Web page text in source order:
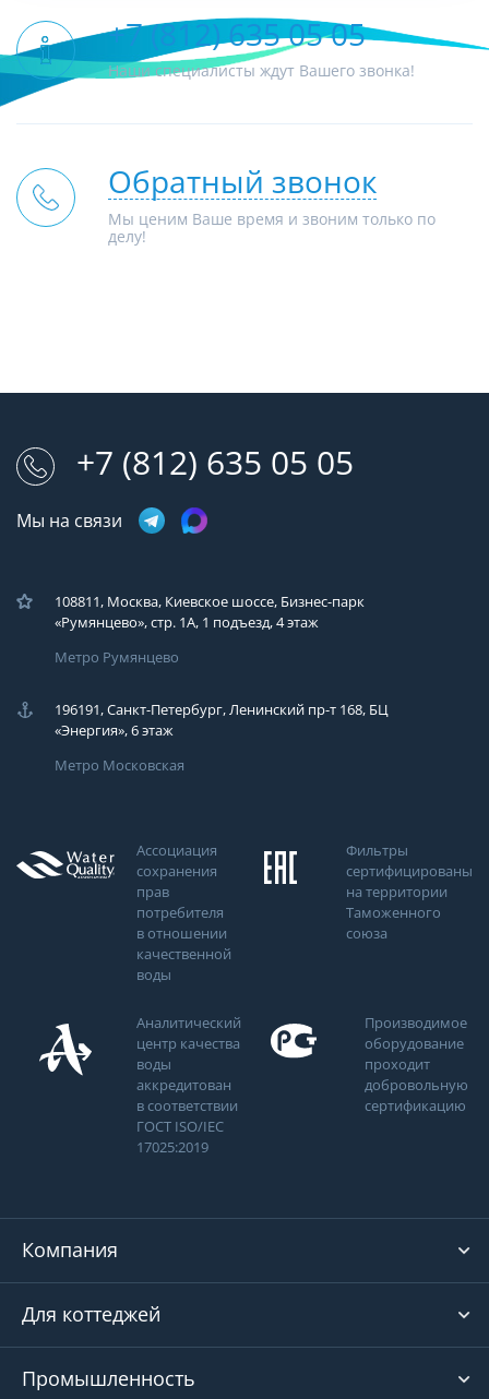
+7 (812) 635 05 05
Наши специалисты ждут Вашего звонка!
Обратный звонок
Мы ценим Ваше время и звоним только по
делу!
+7 (812) 635 05 05
Мы на связи
108811, Москва, Киевское шоссе, Бизнес-парк
«Румянцево», стр. 1А, 1 подъезд, 4 этаж
Метро Румянцево
196191, Санкт-Петербург, Ленинский пр-т 168, БЦ
«Энергия», 6 этаж
Метро Московская
Ассоциация
сохранения
прав
потребителя
в отношении
качественной
воды
Фильтры
сертифицированы
на территории
Таможенного
союза
Аналитический
центр качества
воды
аккредитован
в соответствии
ГОСТ ISO/IEC
17025:2019
Производимое
оборудование
проходит
добровольную
сертификацию
Компания
Для коттеджей
Промышленность